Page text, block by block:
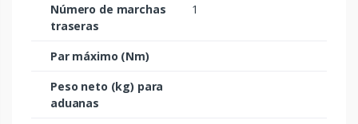
Número de marchas
traseras
1
Par máximo (Nm)
Peso neto (kg) para
aduanas